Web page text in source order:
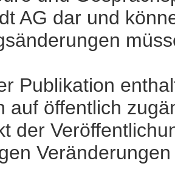
AG dar und
Publikation
auf öffentlich
der